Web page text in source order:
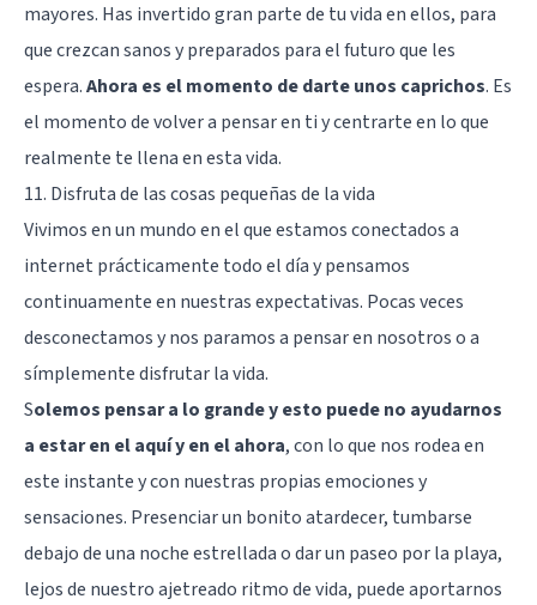
mayores. Has invertido gran parte de tu vida en ellos, para
que crezcan sanos y preparados para el futuro que les
espera.Ahora es el momento de darte unos caprichos. Es
el momento de volver a pensar en ti y centrarte en lo que
realmente te llena en esta vida.
11. Disfruta de las cosas pequeñas de la vida
Vivimos en un mundo en el que estamos conectados a
internet prácticamente todo el día y pensamos
continuamente en nuestras expectativas. Pocas veces
desconectamos y nos paramos a pensar en nosotros o a
símplemente disfrutar la vida.
Solemos pensar a lo grande y esto puede no ayudarnos
a estar en el aquí y en el ahora, con lo que nos rodea en
este instante y con nuestras propias emociones y
sensaciones. Presenciar un bonito atardecer, tumbarse
debajo de una noche estrellada o dar un paseo por la playa,
lejos de nuestro ajetreado ritmo de vida, puede aportarnos